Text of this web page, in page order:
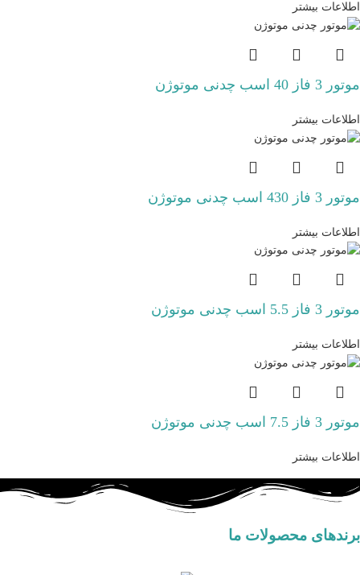
اطلاعات بیشتر
موتور 3 فاز 40 اسب چدنی موتوژن
اطلاعات بیشتر
موتور 3 فاز 430 اسب چدنی موتوژن
اطلاعات بیشتر
موتور 3 فاز 5.5 اسب چدنی موتوژن
اطلاعات بیشتر
موتور 3 فاز 7.5 اسب چدنی موتوژن
اطلاعات بیشتر
برندهای محصولات ما